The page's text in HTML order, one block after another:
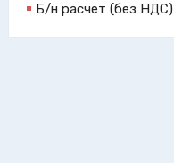
Б/н расчет (без НДС)